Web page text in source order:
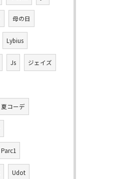
母の日
Lybius
Js ジェイズ
夏コーデ
Parc1
Udot